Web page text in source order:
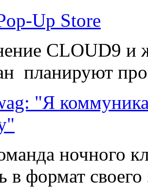
Up Store
CLOUD9 и
планируют
"Я
ночного
в формат своего